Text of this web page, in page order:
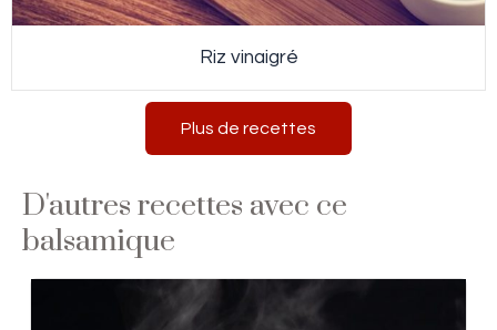
Riz vinaigré
Plus de recettes
D'autres recettes avec ce
balsamique